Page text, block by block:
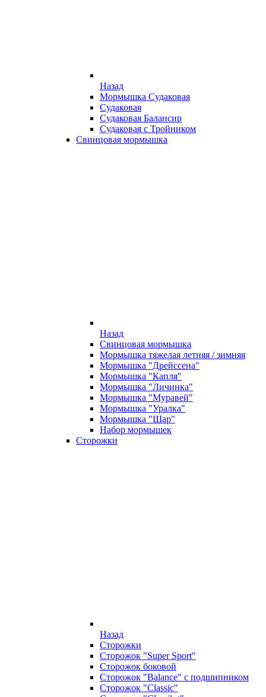
Назад
Мормышка Судаковая
Судаковая
Судаковая Балансир
Судаковая с Тройником
Свинцовая мормышка
Назад
Свинцовая мормышка
Мормышка тяжелая летняя / зимняя
Мормышка "Дрейссена"
Мормышка "Капля"
Мормышка "Личинка"
Мормышка "Муравей"
Мормышка "Уралка"
Мормышка "Шар"
Набор мормышек
Сторожки
Назад
Сторожки
Сторожок "Super Sport"
Сторожок боковой
Сторожок "Balance" с подшипником
Сторожок "Classic"